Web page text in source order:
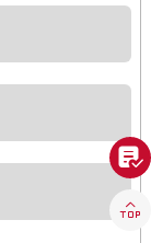

